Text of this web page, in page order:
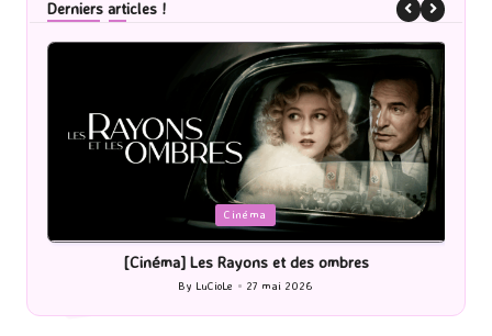
Derniers articles !
in
Cinéma
[Cinéma] Les Rayons et des ombres
Posted
by
By LuCioLe 27 mai 2026